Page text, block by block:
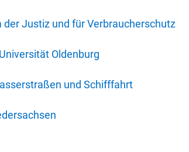
Justiz und für Verbraucherschutz
Oldenburg
und Schifffahrt